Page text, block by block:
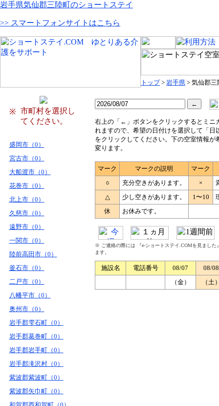
岩手県気仙郡三陸町のショートステイ
>> スマートフォンサイトはこちら
トップ> 岩手県 > 気仙郡三
※
市町村を選択し
てください。
盛岡市（0）
宮古市（0）
大船渡市（0）
花巻市（0）
北上市（0）
久慈市（0）
遠野市（0）
一関市（0）
陸前高田市（0）
釜石市（0）
二戸市（0）
八幡平市（0）
奥州市（0）
岩手郡雫石町（0）
岩手郡葛巻町（0）
岩手郡岩手町（0）
岩手郡滝沢村（0）
紫波郡紫波町（0）
紫波郡矢巾町（0）
右上の「←」ボタンをクリックするとミニ
れますので、希望の日付けを選択して「日
をクリックしてください。下の空室情報が
変ります。
マーク マークの説明
マーク
○
充分空きがあります。 ×
△
少し空きがあります。 1〜10
休
お休みです。
※ ご連絡の際には 『e-ショートステイ.COMを見まし
ます。
施設名 電話番号 08/07
08/08
（金）
（土